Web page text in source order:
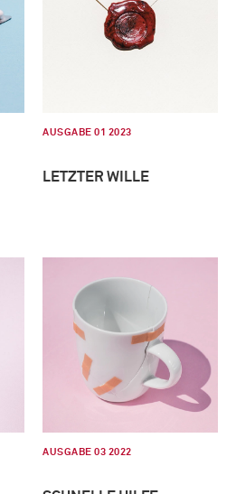
AUSGABE 01 2023
LETZTER WILLE
AUSGABE 03 2022